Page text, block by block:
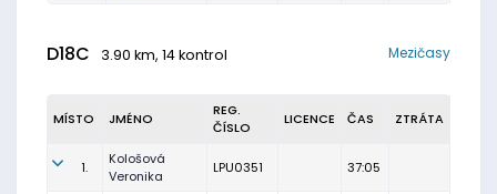
D18C 3.90 km, 14 kontrol Mezičasy
MÍSTO JMÉNO
REG.
ČÍSLO
LICENCE ČAS ZTRÁTA
1.
Kološová
Veronika
LPU0351 37:05